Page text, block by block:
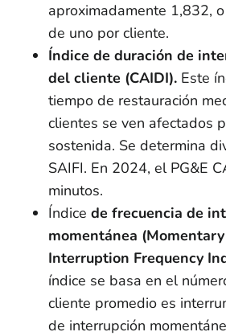
aproximadamente 1,832,
de uno por cliente.
Índice de duración de
del cliente (CAIDI). Este
tiempo de restauración
clientes se ven afectados
sostenida. Se determina
SAIFI. En 2024, el PG&E
minutos.
Índice de frecuencia de
momentánea
Interruption Frequency
índice se basa en el
cliente promedio es
de interrupción